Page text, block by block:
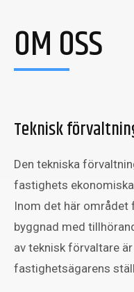
OM OSS
Teknisk
Den tekniska
fastighets
Inom det här
byggnad med
av teknisk förvaltare
fastighetsägarens